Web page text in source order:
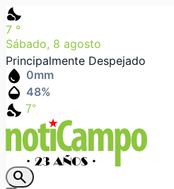
nights_stay
7 °
Sábado, 8 agosto
Principalmente Despejado
water_drop 0mm
humidity_mid 48%
nights_stay 7°
search